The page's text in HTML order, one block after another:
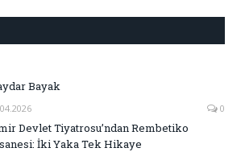
Bayak
0
Devlet Tiyatrosu’ndan Rembetiko
İki Yaka Tek Hikaye